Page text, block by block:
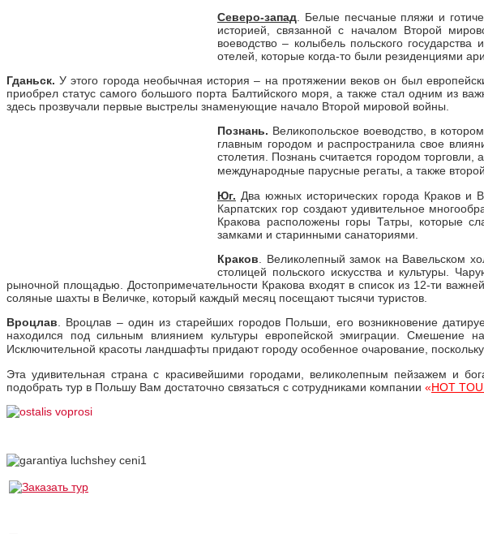
Северо-запад . Белые песчаные пляжи и
историей, связанной с началом Второй
воеводство – колыбель польского
отелей, которые когда-то были резиденциями
Гданьск. У этого города необычная история – на протяжении веков он был
приобрел статус самого большого порта Балтийского моря, а также стал одним из
здесь прозвучали первые выстрелы знаменующие начало Второй мировой войны.
Познань. Великопольское воеводство, в
главным городом и распространила свое
столетия. Познань считается городом
международные парусные регаты, а также
Юг. Два южных исторических города Краков и
Карпатских гор создают удивительное
Кракова расположены горы Татры, которые
замками и старинными санаториями.
Краков . Великолепный замок на Вавельском
столицей польского искусства и культуры.
рыночной площадью. Достопримечательности Кракова входят в список из 12-ти
соляные шахты в Величке, который каждый месяц посещают тысячи туристов.
Вроцлав . Вроцлав – один из старейших городов Польши, его возникновение
находился под сильным влиянием культуры европейской эмиграции. Смешение
Исключительной красоты ландшафты придают городу особенное очарование,
Эта удивительная страна с красивейшими городами, великолепным пейзажем и
подобрать тур в Польшу Вам достаточно связаться с сотрудниками компании «HOT